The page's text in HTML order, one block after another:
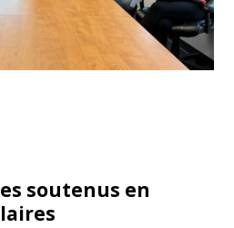
soutenus en